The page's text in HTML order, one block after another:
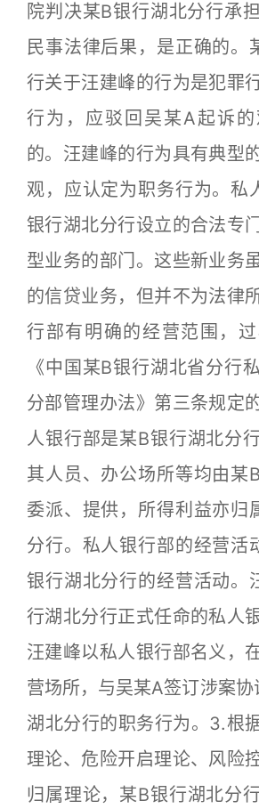
院判决某B银行湖北分行承
民事法律后果，是正确的。
行关于汪建峰的行为是犯罪
行为，应驳回吴某A起诉
的。汪建峰的行为具有典型
观，应认定为职务行为。私
银行湖北分行设立的合法专
型业务的部门。这些新业务
的信贷业务，但并不为法律
行部有明确的经营范围，
《中国某B银行湖北省分行
分部管理办法》第三条规定
人银行部是某B银行湖北分
其人员、办公场所等均由某
委派、提供，所得利益亦归
分行。私人银行部的经营活
银行湖北分行的经营活动。
行湖北分行正式任命的私人
汪建峰以私人银行部名义，
营场所，与吴某A签订涉案
湖北分行的职务行为。3.根
理论、危险开启理论、风险
归属理论，某B银行湖北分